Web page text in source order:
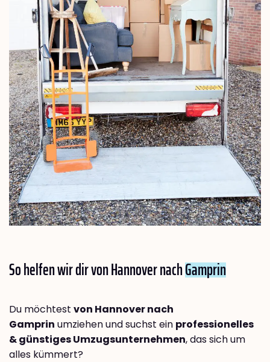
So helfen wir dir von Hannover nachGamprin
Du möchtest von Hannover nach
Gamprin umziehen und suchst ein professionelles
& günstiges Umzugsunternehmen, das sich um
alles kümmert?